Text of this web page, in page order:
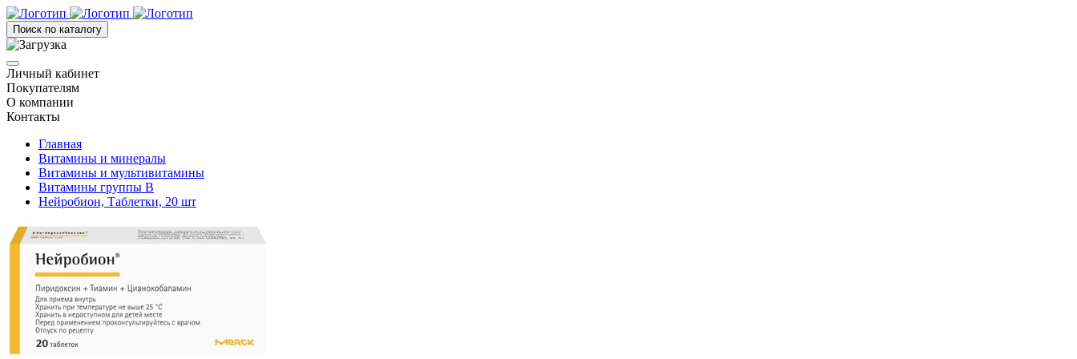
Поиск по каталогу
Личный кабинет
Покупателям
О компании
Контакты
Главная
Витамины и минералы
Витамины и мультивитамины
Витамины группы B
Нейробион, Таблетки, 20 шт